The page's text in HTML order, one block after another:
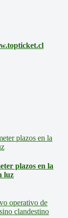
plazos en la
luz